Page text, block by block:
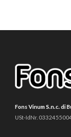
Fons Vinum S.n.c. di
USt-IdNr.